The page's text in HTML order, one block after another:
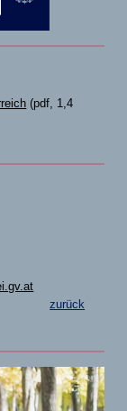
(pdf, 1,4
zurück